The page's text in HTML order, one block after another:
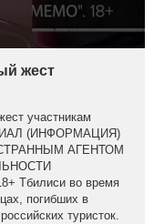
жест
участникам
(ИНФОРМАЦИЯ)
АГЕНТОМ
Тбилиси во время
погибших в
туристок.